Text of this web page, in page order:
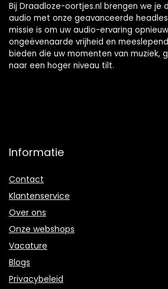
Bij Draadloze-oortjes.nl brengen we je
audio met onze geavanceerde
missie is om uw audio-ervaring
ongeëvenaarde vrijheid en
bieden die uw momenten van muziek,
naar een hoger niveau tilt.
Informatie
Contact
Klantenservice
Over ons
Onze webshops
Vacature
Blogs
Privacybeleid